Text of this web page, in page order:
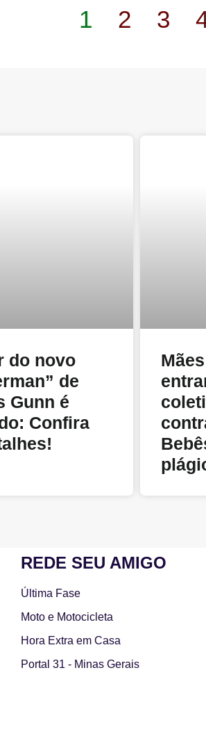
1 2 3
do novo
de
Gunn é
Confira
REDE SEU AMIGO
Última Fase
Moto e Motocicleta
Hora Extra em Casa
Portal 31 - Minas Gerais